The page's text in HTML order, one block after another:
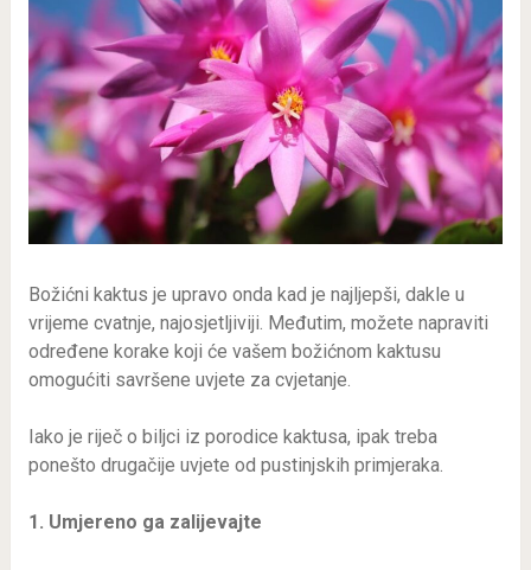
Božićni kaktus je upravo onda kad je najljepši, dakle u
vrijeme cvatnje, najosjetljiviji. Međutim, možete napraviti
određene korake koji će vašem božićnom kaktusu
omogućiti savršene uvjete za cvjetanje.
Iako je riječ o biljci iz porodice kaktusa, ipak treba
ponešto drugačije uvjete od pustinjskih primjeraka.
1. Umjereno ga zalijevajte